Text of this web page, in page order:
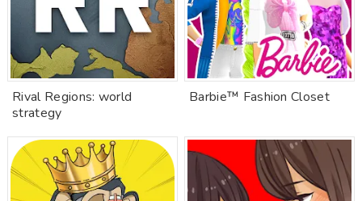
Rival Regions: world
strategy
Barbie™ Fashion Closet